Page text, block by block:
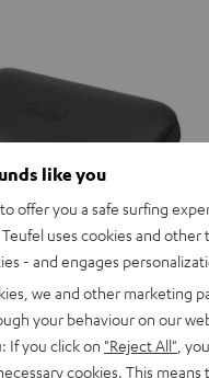
like you
offer you a safe surfing
uses cookies and
- and engages
we and other marketing
your behaviour on our
If you click on "Reject All" ,
cookies. This